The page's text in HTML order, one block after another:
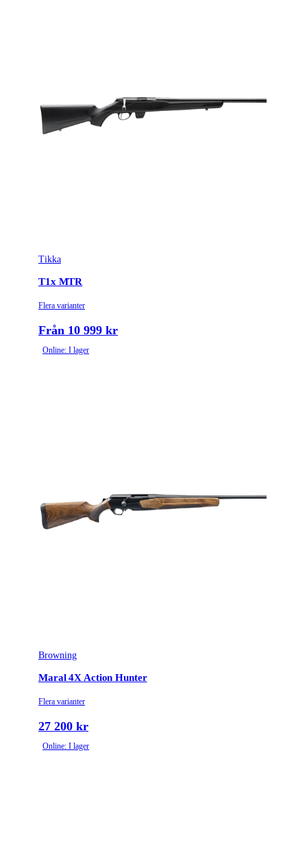
Tikka
T1x MTR
Flera varianter
Från 10 999 kr
Online: I lager
Browning
Maral 4X Action Hunter
Flera varianter
27 200 kr
Online: I lager